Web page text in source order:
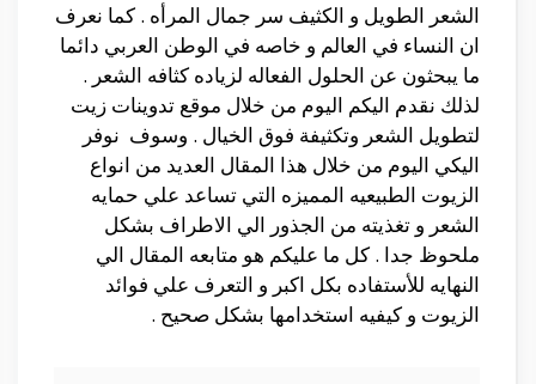
الشعر الطويل و الكثيف سر جمال المرأه . كما نعرف
ان النساء في العالم و خاصه في الوطن العربي دائما
ما يبحثون عن الحلول الفعاله لزياده كثافه الشعر .
لذلك نقدم اليكم اليوم من خلال موقع تدوينات زيت
لتطويل الشعر وتكثيفة فوق الخيال . وسوف نوفر
اليكي اليوم من خلال هذا المقال العديد من انواع
الزيوت الطبيعيه المميزه التي تساعد علي حمايه
الشعر و تغذيته من الجذور الي الاطراف بشكل
ملحوظ جدا . كل ما عليكم هو متابعه المقال الي
النهايه للأستفاده بكل اكبر و التعرف علي فوائد
الزيوت و كيفيه استخدامها بشكل صحيح .